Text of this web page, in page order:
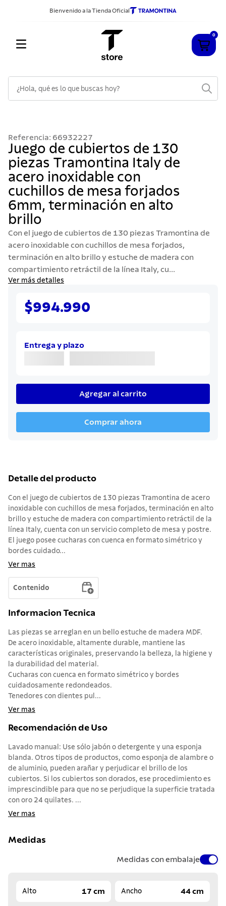
Bienvenido a la Tienda Oficial
0
Referencia: 66932227
Juego de cubiertos de 130
piezas Tramontina Italy de
acero inoxidable con
cuchillos de mesa forjados
6mm, terminación en alto
brillo
Con el juego de cubiertos de 130 piezas Tramontina de
acero inoxidable con cuchillos de mesa forjados,
terminación en alto brillo y estuche de madera con
compartimiento retráctil de la línea Italy, cu...
Ver más detalles
$994.990
Entrega y plazo
Agregar al carrito
Comprar ahora
Detalle del producto
Con el juego de cubiertos de 130 piezas Tramontina de acero
inoxidable con cuchillos de mesa forjados, terminación en alto
brillo y estuche de madera con compartimiento retráctil de la
línea Italy, cuenta con un servicio completo de mesa y postre.
El juego posee cucharas con cuenca en formato simétrico y
bordes cuidado...
Ver mas
Contenido
Informacion Tecnica
Las piezas se arreglan en un bello estuche de madera MDF.
De acero inoxidable, altamente durable, mantiene las
características originales, preservando la belleza, la higiene y
la durabilidad del material.
Cucharas con cuenca en formato simétrico y bordes
cuidadosamente redondeados.
Tenedores con dientes pul...
Ver mas
Recomendación de Uso
Lavado manual: Use sólo jabón o detergente y una esponja
blanda. Otros tipos de productos, como esponja de alambre o
de aluminio, pueden arañar y perjudicar el brillo de los
cubiertos. Si los cubiertos son dorados, ese procedimiento es
imprescindible para que no se perjudique la superficie tratada
con oro 24 quilates. ...
Ver mas
Medidas
Medidas con embalaje
Alto 17 cm Ancho 44 cm
2 .
sarten
3.
cubiertos
4.
ollas
5.
acero inoxidable
6.
grano
7 .
442
8.
solar
9.
cuchillo
10. termo